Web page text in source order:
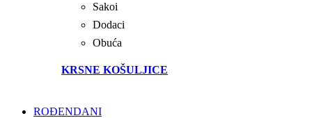
Sakoi
Dodaci
Obuća
KRSNE KOŠULJICE
ROĐENDANI